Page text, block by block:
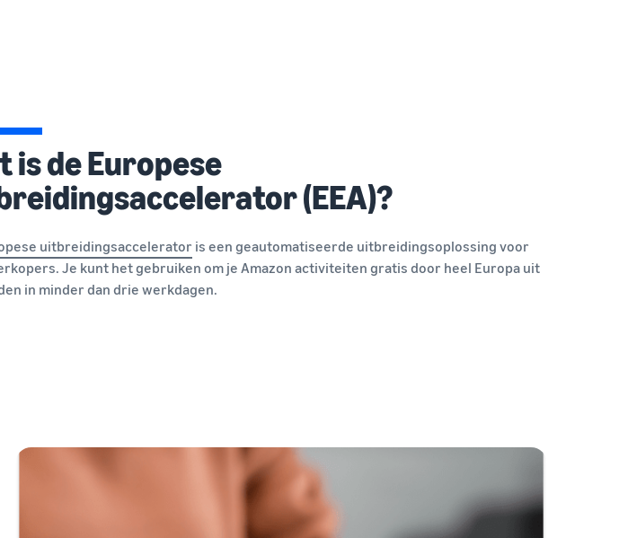
is de Europese
(EEA)?
uitbreidingsaccelerator is een geautomatiseerde uitbreidingsoplossing voor
Je kunt het gebruiken om je Amazon activiteiten gratis door heel Europa uit
in minder dan drie werkdagen.